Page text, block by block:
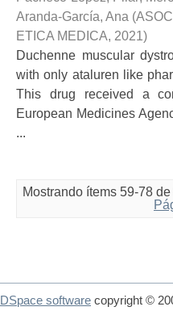
Aranda-García, Ana (
ETICA MEDICA, 2021)
Duchenne muscular
with only ataluren like
This drug received a
European Medicines
...
Mostrando ítems 59-78 de
DSpace software copyright ©